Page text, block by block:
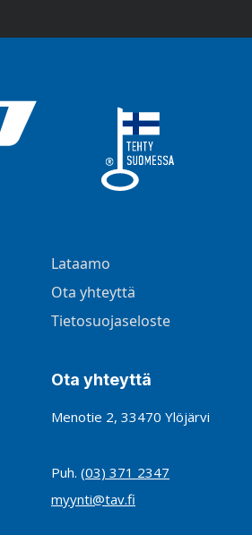
Lataamo
Ota yhteyttä
Tietosuojaseloste
Ota yhteyttä
Menotie 2, 33470 Ylöjärvi
Puh. (03) 371 2347
myynti@tav.fi